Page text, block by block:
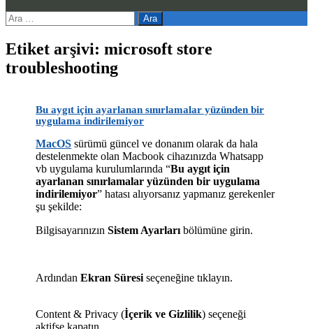
Arama:
Etiket arşivi: microsoft store
troubleshooting
Bu aygıt için ayarlanan sınırlamalar yüzünden bir
uygulama indirilemiyor
MacOS sürümü güncel ve donanım olarak da hala
destelenmekte olan Macbook cihazınızda Whatsapp
vb uygulama kurulumlarında “Bu aygıt için
ayarlanan sınırlamalar yüzünden bir uygulama
indirilemiyor” hatası alıyorsanız yapmanız gerekenler
şu şekilde:
BilgisayarınızınSistem Ayarları bölümüne girin.
ArdındanEkran Süresi seçeneğine tıklayın.
Content & Privacy (İçerik ve Gizlilik) seçeneği
aktifse kapatın.